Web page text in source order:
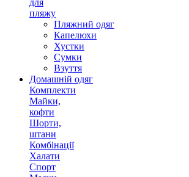
для
пляжу
Пляжний одяг
Капелюхи
Хустки
Сумки
Взуття
Домашній одяг
Комплекти
Майки,
кофти
Шорти,
штани
Комбінації
Халати
Спорт